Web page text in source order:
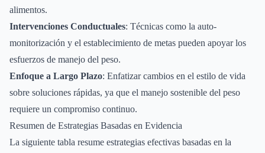
alimentos.
Intervenciones Conductuales: Técnicas como la auto-
monitorización y el establecimiento de metas pueden apoyar los
esfuerzos de manejo del peso.
Enfoque a Largo Plazo: Enfatizar cambios en el estilo de vida
sobre soluciones rápidas, ya que el manejo sostenible del peso
requiere un compromiso continuo.
Resumen de Estrategias Basadas en Evidencia
La siguiente tabla resume estrategias efectivas basadas en la